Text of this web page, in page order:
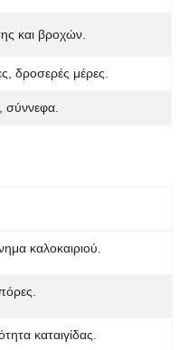
και βροχών.
δροσερές μέρες.
σύννεφα.
καλοκαιριού.
καταιγίδας.